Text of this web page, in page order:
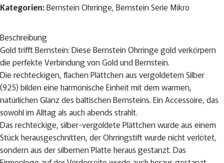
Kategorien:Bernstein Ohrringe, Bernstein Serie Mikro
Beschreibung
Gold trifft Bernstein: Diese Bernstein Ohrringe gold verkörpern
die perfekte Verbindung von Gold und Bernstein.
Die rechteckigen, flachen Plättchen aus vergoldetem Silber
(925) bilden eine harmonische Einheit mit dem warmen,
natürlichen Glanz des baltischen Bernsteins. Ein Accessoire, das
sowohl im Alltag als auch abends strahlt.
Das rechteckige, silber-vergoldete Plättchen wurde aus einem
Stück herausgeschnitten, der Ohrringstift wurde nicht verlötet,
sondern aus der silbernen Platte heraus gestanzt. Das